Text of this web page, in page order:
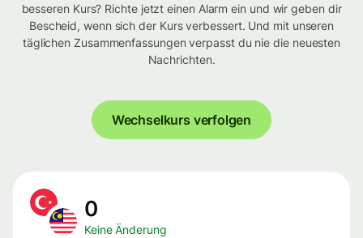
besseren Kurs? Richte jetzt einen Alarm ein und wir geben dir
Bescheid, wenn sich der Kurs verbessert. Und mit unseren
täglichen Zusammenfassungen verpasst du nie die neuesten
Nachrichten.
Wechselkurs verfolgen
0
Keine Änderung